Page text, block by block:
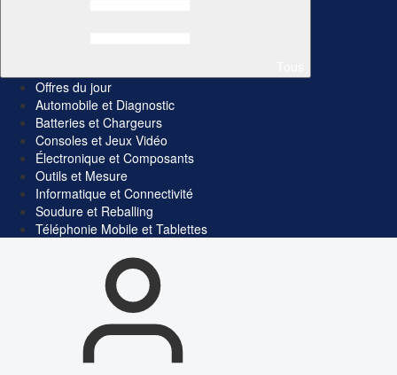
Offres du jour
Automobile et Diagnostic
Batteries et Chargeurs
Consoles et Jeux Vidéo
Électronique et Composants
Outils et Mesure
Informatique et Connectivité
Soudure et Reballing
Téléphonie Mobile et Tablettes